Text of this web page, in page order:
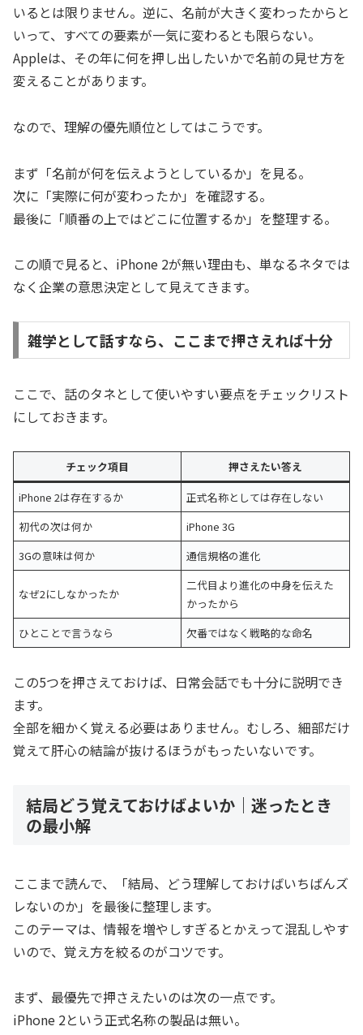
いるとは限りません。逆に、名前が大きく変わったからと
いって、すべての要素が一気に変わるとも限らない。
Appleは、その年に何を押し出したいかで名前の見せ方を
変えることがあります。
なので、理解の優先順位としてはこうです。
まず「名前が何を伝えようとしているか」を見る。
次に「実際に何が変わったか」を確認する。
最後に「順番の上ではどこに位置するか」を整理する。
この順で見ると、iPhone 2が無い理由も、単なるネタでは
なく企業の意思決定として見えてきます。
雑学として話すなら、ここまで押さえれば十分
ここで、話のタネとして使いやすい要点をチェックリスト
にしておきます。
チェック項目
押さえたい答え
iPhone 2は存在するか
正式名称としては存在しない
初代の次は何か
iPhone 3G
3Gの意味は何か
通信規格の進化
なぜ2にしなかったか
二代目より進化の中身を伝えた
かったから
ひとことで言うなら
欠番ではなく戦略的な命名
この5つを押さえておけば、日常会話でも十分に説明でき
ます。
全部を細かく覚える必要はありません。むしろ、細部だけ
覚えて肝心の結論が抜けるほうがもったいないです。
結局どう覚えておけばよいか｜迷ったとき
の最小解
ここまで読んで、「結局、どう理解しておけばいちばんズ
レないのか」を最後に整理します。
このテーマは、情報を増やしすぎるとかえって混乱しやす
いので、覚え方を絞るのがコツです。
まず、最優先で押さえたいのは次の一点です。
iPhone 2という正式名称の製品は無い。